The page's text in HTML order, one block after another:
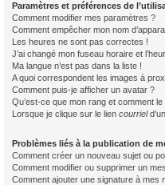
Paramètres et préférences de
Comment modifier mes paramètres ?
Comment empêcher mon nom
Les heures ne sont pas correctes !
J’ai changé mon fuseau horaire et
Ma langue n’est pas dans la liste !
A quoi correspondent les images à
Comment puis-je afficher un avatar ?
Qu’est-ce que mon rang et comment le
Lorsque je clique sur le lien courriel
Problèmes liés à la publication de
Comment créer un nouveau sujet ou
Comment modifier ou supprimer un
Comment ajouter une signature à mes